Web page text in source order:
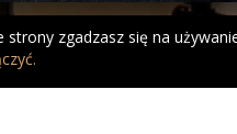
zgadzasz się na